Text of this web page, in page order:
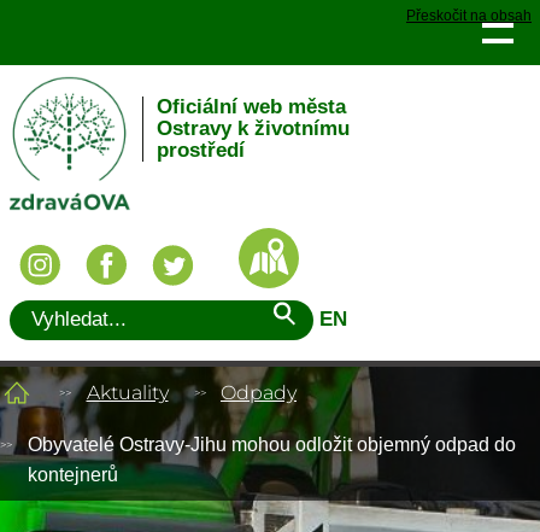
Přeskočit na obsah
Oficiální web města
Ostravy k životnímu
prostředí
EN
Aktuality Odpady
Obyvatelé Ostravy-Jihu mohou odložit objemný odpad do
kontejnerů